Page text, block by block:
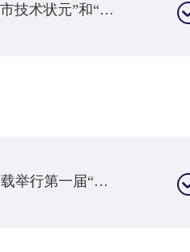
2012年1月15日，我校财会系0804班宋永超同学获“武汉市技术状元”和“武汉市五一劳动奖章”荣誉称号。2012年3月7日，我校的“随师行——社会导师项目”正式启动。2012年3月21日，学校举行“明德讲坛”第一期学术讲座。2012年6月14日，学校举行第一届“松海奖”颁奖典礼。2012年5月30日，学校通过湖北省学士学位授予权单位评审，开始自授学士学位证书。2012年7月9日，我校在湖北省率先引进英国皇家特许会计师（简称ACA）教育项目...
2011年1月11日，中南财经政法大学im电竞手机版app下载举行第一届“陈一丹奖教奖学金”颁奖典礼，陈一丹先生做《明德创新，解行并进》心得分享。2011年5月21日，全国高校教学研究中心主办,中南财经政法大学im电竞手机版app下载承办的“全国独立学院工商管理专业案例教学创新研讨会”在我校举行。2011年8月9日，我校工商管理系朱小凤同学自编独舞《品读梁祝》以获得 “亚洲国际音乐舞蹈大赛总决赛”青年组中国赛区的唯一金奖。2011年10月，由国营投资设...